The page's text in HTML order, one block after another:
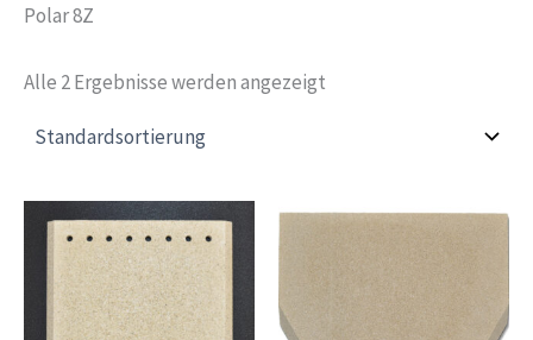
Polar 8Z
Alle 2 Ergebnisse werden angezeigt